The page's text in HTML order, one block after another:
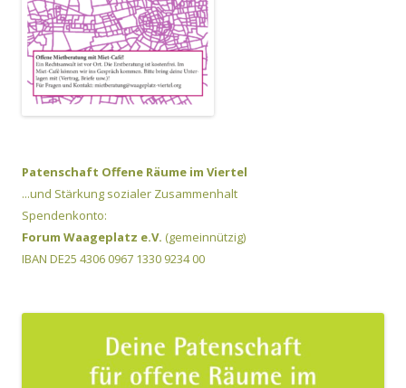
Patenschaft Offene Räume im Viertel
...und Stärkung sozialer Zusammenhalt
Spendenkonto:
Forum Waageplatz e.V. (gemeinnützig)
IBAN DE25 4306 0967 1330 9234 00